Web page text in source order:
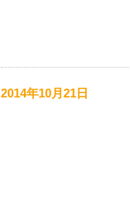
2014年10月21日